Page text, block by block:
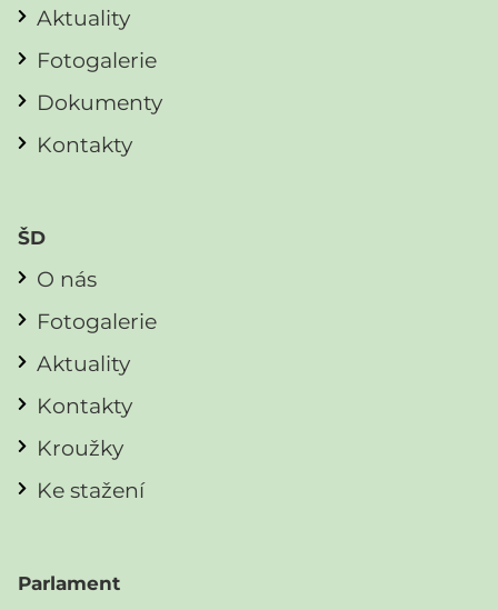
Aktuality
Fotogalerie
Dokumenty
Kontakty
ŠD
O nás
Fotogalerie
Aktuality
Kontakty
Kroužky
Ke stažení
Parlament